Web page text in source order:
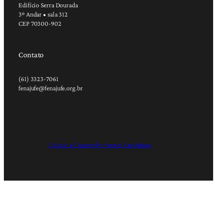
Edifício Serra Dourada
3º Andar • sala 312
CEP 70300-902
Contato
(61) 3323-7061
fenajufe@fenajufe.org.br
Criação e Desenvolvimento: RapDesign